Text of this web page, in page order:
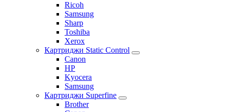
Ricoh
Samsung
Sharp
Toshiba
Xerox
Картриджи Static Control
Canon
HP
Kyocera
Samsung
Картриджи Superfine
Brother